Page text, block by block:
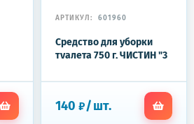
АРТИКУЛ: 601960
Средство для уборки
туалета 750 г, ЧИСТИН "3
хлор, 2795
140 ₽/шт.